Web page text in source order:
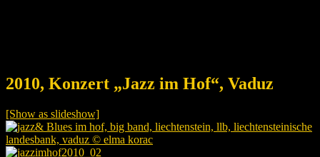
2010, Konzert „Jazz im Hof“, Vaduz
[Show as slideshow]